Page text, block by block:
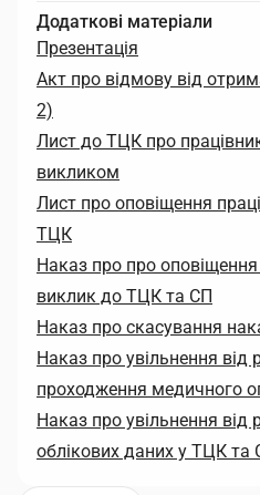
Додаткові матеріали
Презентація
Акт про відмову від
2)
Лист до ТЦК про
викликом
Лист про оповіщення
ТЦК
Наказ про про оповіщення
виклик до ТЦК та СП
Наказ про скасування
Наказ про увільнення від
проходження медичного
Наказ про увільнення від
облікових даних у ТЦК та